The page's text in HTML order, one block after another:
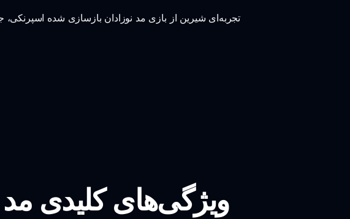
تجربه‌ای شیرین از بازی مد نوزادان بازسازی شده
ویژگی‌های کلیدی